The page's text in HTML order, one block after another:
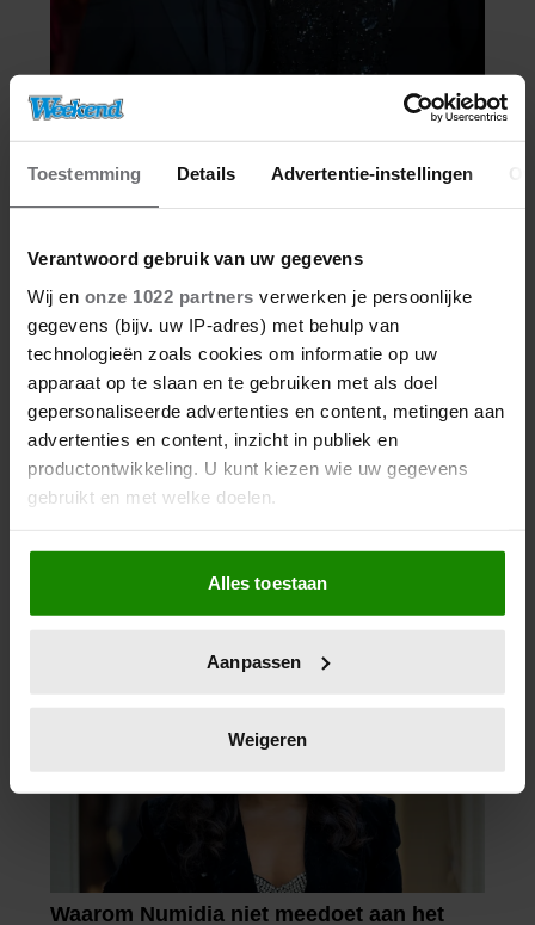
Toestemming Details Advertentie-instellingen
Verantwoord gebruik van uw gegevens
Wij en onze 1022 partners verwerken je persoonlijke
gegevens (bijv. uw IP-adres) met behulp van
technologieën zoals cookies om informatie op uw
apparaat op te slaan en te gebruiken met als doel
gepersonaliseerde advertenties en content, metingen aan
advertenties en content, inzicht in publiek en
productontwikkeling. U kunt kiezen wie uw gegevens
gebruikt en met welke doelen.
Als u het toestaat, willen we ook graag:
Informatie verzamelen over uw geografische
locatie, die tot een paar meter nauwkeurig kan zijn
scannen op specifieke eigenschappen (fingerprinting)
verwerkt en stel uw voorkeuren in het
intrekken in de Cookieverklaring.
We gebruiken cookies om content en advertenties te
personaliseren, om functies voor social media te bieden
en om ons websiteverkeer te analyseren. Ook delen we
Alles toestaan
Aanpassen
Weigeren